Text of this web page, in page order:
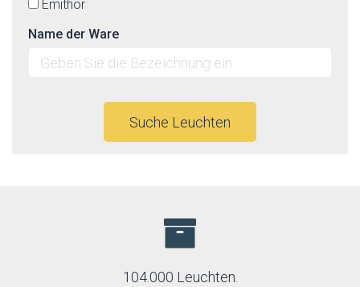
Emithor
Name der Ware
Suche Leuchten
104.000 Leuchten.